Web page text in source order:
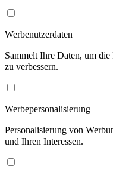
Werbenutzerdaten
Sammelt Ihre Daten, um
zu verbessern.
Werbepersonalisierung
Personalisierung von
und Ihren Interessen.